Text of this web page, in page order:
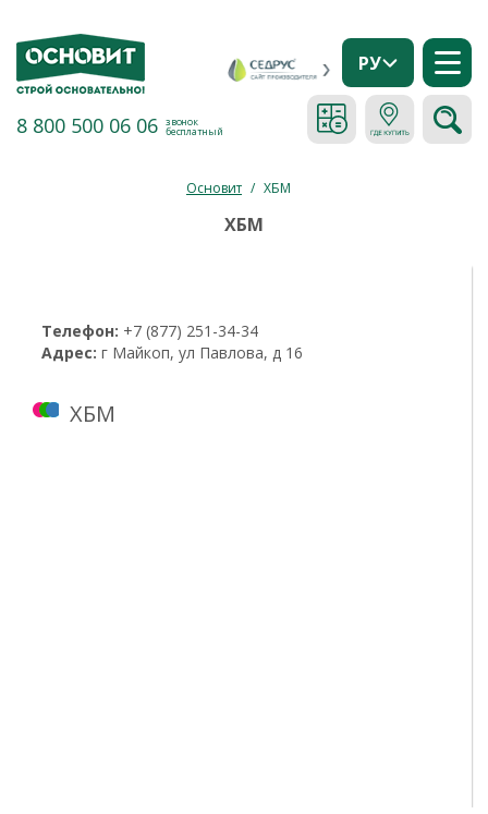
8 800 500 06 06 звонок
бесплатный
РУ
Основит / ХБМ
ХБМ
Телефон: +7 (877) 251-34-34
Адрес: г Майкоп, ул Павлова, д 16
ХБМ